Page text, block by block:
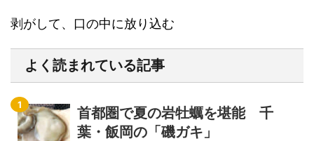
剥がして、口の中に放り込む
よく読まれている記事
首都圏で夏の岩牡蠣を堪能 千
葉・飯岡の「磯ガキ」